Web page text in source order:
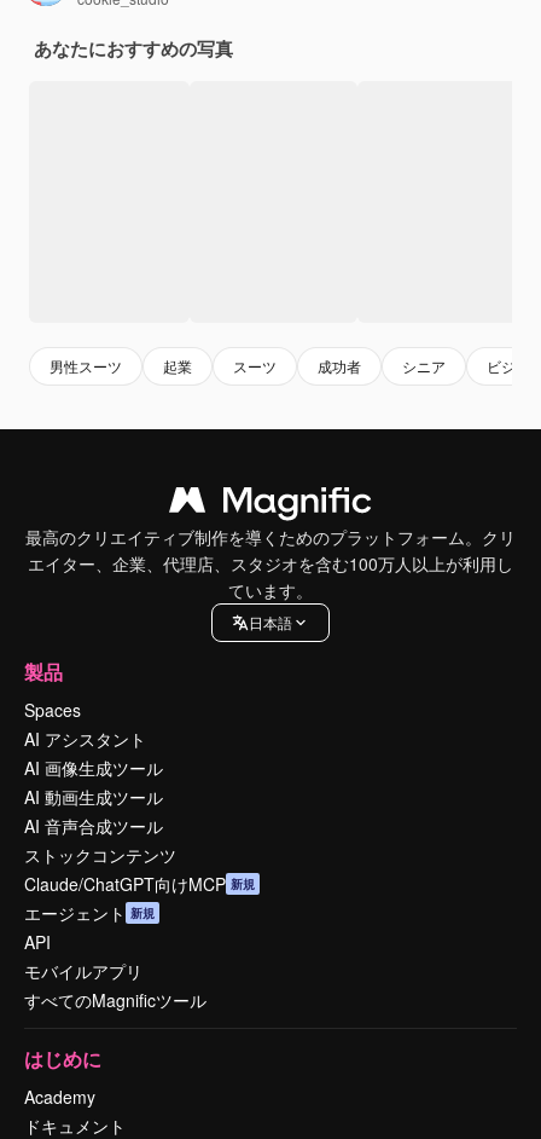
あなたにおすすめの写真
男性スーツ 起業 スーツ 成功者 シニア ビジネ
最高のクリエイティブ制作を導くためのプラットフォーム。クリ
エイター、企業、代理店、スタジオを含む100万人以上が利用し
ています。
日本語
製品
Spaces
AI アシスタント
AI 画像生成ツール
AI 動画生成ツール
AI 音声合成ツール
ストックコンテンツ
Claude/ChatGPT向けMCP 新規
エージェント 新規
API
モバイルアプリ
すべてのMagnificツール
はじめに
Academy
ドキュメント